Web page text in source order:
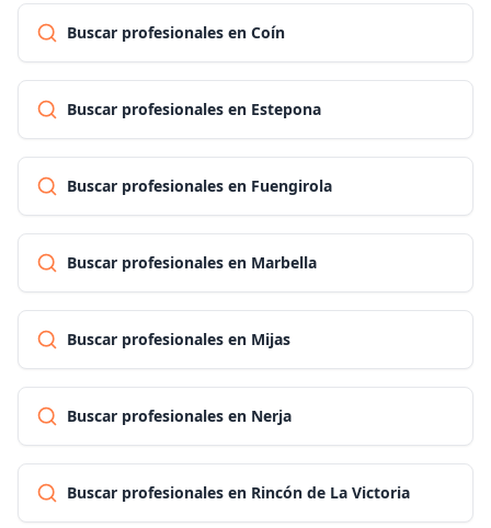
Buscar profesionales en Coín
Buscar profesionales en Estepona
Buscar profesionales en Fuengirola
Buscar profesionales en Marbella
Buscar profesionales en Mijas
Buscar profesionales en Nerja
Buscar profesionales en Rincón de La Victoria